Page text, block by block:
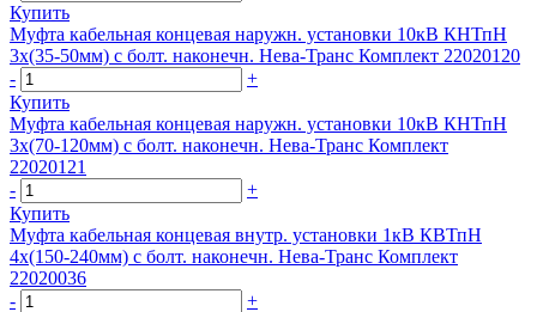
Купить
Муфта кабельная концевая наружн. установки 10кВ КНТпН
3х(35-50мм) с болт. наконечн. Нева-Транс Комплект 22020120
-
+
Купить
Муфта кабельная концевая наружн. установки 10кВ КНТпН
3х(70-120мм) с болт. наконечн. Нева-Транс Комплект
22020121
-
+
Купить
Муфта кабельная концевая внутр. установки 1кВ КВТпН
4х(150-240мм) с болт. наконечн. Нева-Транс Комплект
22020036
-
+